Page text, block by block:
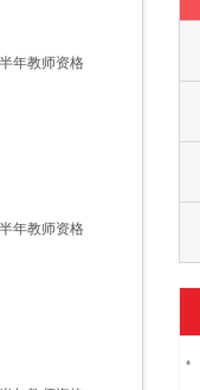
年教师资格
年教师资格
间
定
•